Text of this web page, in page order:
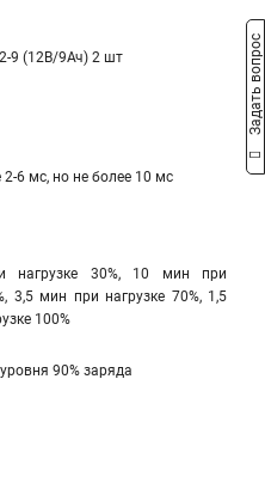
9 (12В/9Ач) 2 шт
6 мс, но не более 10 мс
нагрузке 30%, 10 мин при
3,5 мин при нагрузке 70%, 1,5
100%
90% заряда
Задать вопрос